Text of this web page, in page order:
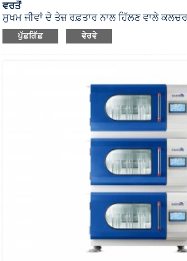
ਵਰਤੋਂ
ਸੂਖਮ ਜੀਵਾਂ ਦੇ ਤੇਜ਼ ਰਫ਼ਤਾਰ ਨਾਲ ਹਿੱਲਣ ਵਾਲੇ
ਨਸਬੰਦੀ ਸਟੈਕੇਬਲ ਇਨਕਿਊਬੇਟਰ ਸ਼ੇਕਰ ਹੈ ਜਿਸ
ਡੁਅਲ-ਸ਼ੇਕਿੰਗ ਟ੍ਰੇ ਹੈ।
ਪੁੱਛਗਿੱਛ ਵੇਰਵੇ